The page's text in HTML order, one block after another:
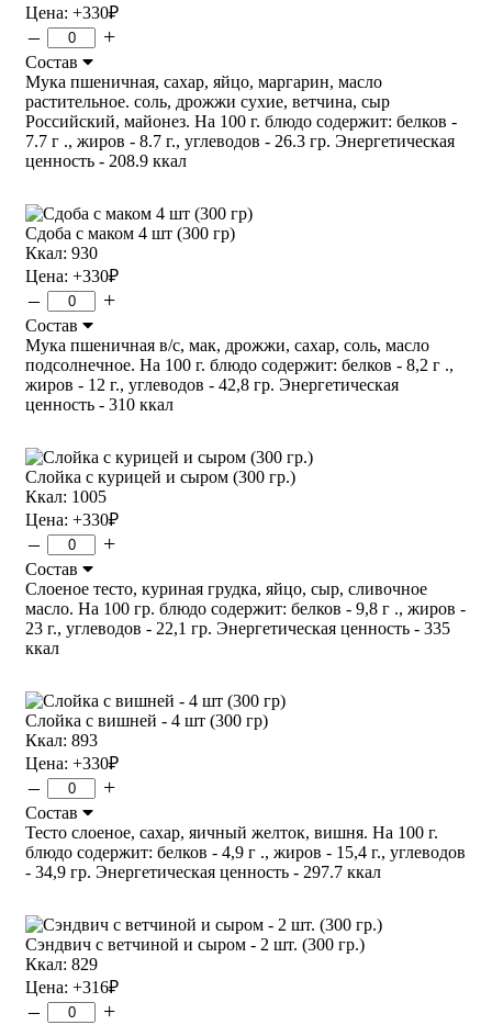
Цена: +330₽
– +
Состав
Мука пшеничная, сахар, яйцо, маргарин, масло
растительное. соль, дрожжи сухие, ветчина, сыр
Российский, майонез. На 100 г. блюдо содержит: белков -
7.7 г ., жиров - 8.7 г., углеводов - 26.3 гр. Энергетическая
ценность - 208.9 ккал
Сдоба с маком 4 шт (300 гр)
Ккал: 930
Цена: +330₽
– +
Состав
Мука пшеничная в/с, мак, дрожжи, сахар, соль, масло
подсолнечное. На 100 г. блюдо содержит: белков - 8,2 г .,
жиров - 12 г., углеводов - 42,8 гр. Энергетическая
ценность - 310 ккал
Слойка с курицей и сыром (300 гр.)
Ккал: 1005
Цена: +330₽
– +
Состав
Слоеное тесто, куриная грудка, яйцо, сыр, сливочное
масло. На 100 гр. блюдо содержит: белков - 9,8 г ., жиров -
23 г., углеводов - 22,1 гр. Энергетическая ценность - 335
ккал
Слойка с вишней - 4 шт (300 гр)
Ккал: 893
Цена: +330₽
– +
Состав
Тесто слоеное, сахар, яичный желток, вишня. На 100 г.
блюдо содержит: белков - 4,9 г ., жиров - 15,4 г., углеводов
- 34,9 гр. Энергетическая ценность - 297.7 ккал
Сэндвич с ветчиной и сыром - 2 шт. (300 гр.)
Ккал: 829
Цена: +316₽
– +